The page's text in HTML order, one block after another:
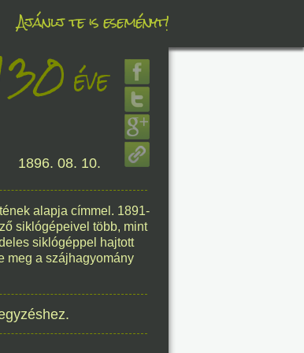
Ajánlj te is eseményt!
éve
1896. 08. 10.
alapja címmel. 1891-
siklógépeivel több, mint
siklógéppel hajtott
meg a szájhagyomány